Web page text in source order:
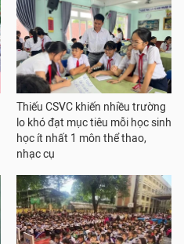
Thiếu CSVC khiến nhiều trường
lo khó đạt mục tiêu mỗi học sinh
học ít nhất 1 môn thể thao,
nhạc cụ